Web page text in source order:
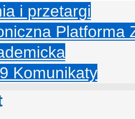
i przetargi
Platforma
Komunikaty